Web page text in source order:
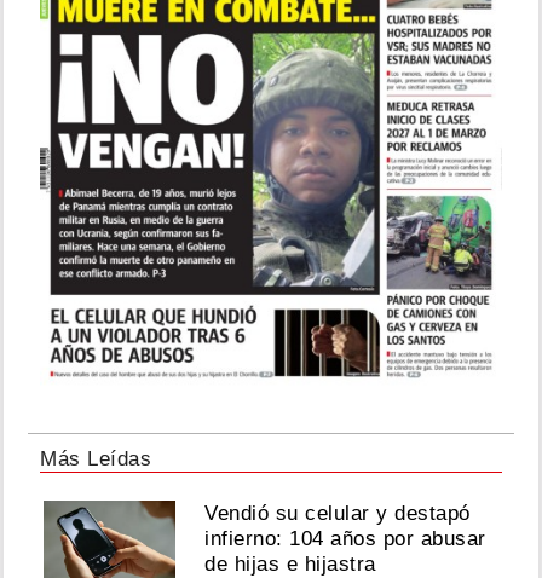
Más Leídas
Vendió su celular y destapó
infierno: 104 años por abusar
de hijas e hijastra